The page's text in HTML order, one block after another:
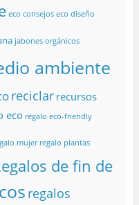
eco consejos eco diseño
jabones orgánicos
ambiente
reciclar recursos
eco regalo eco-friendly
mujer regalo plantas
de fin de
regalos